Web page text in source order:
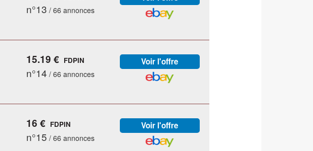
n°13 / 66 annonces
15.19 € FDPIN
n°14 / 66 annonces
16 € FDPIN
n°15 / 66 annonces